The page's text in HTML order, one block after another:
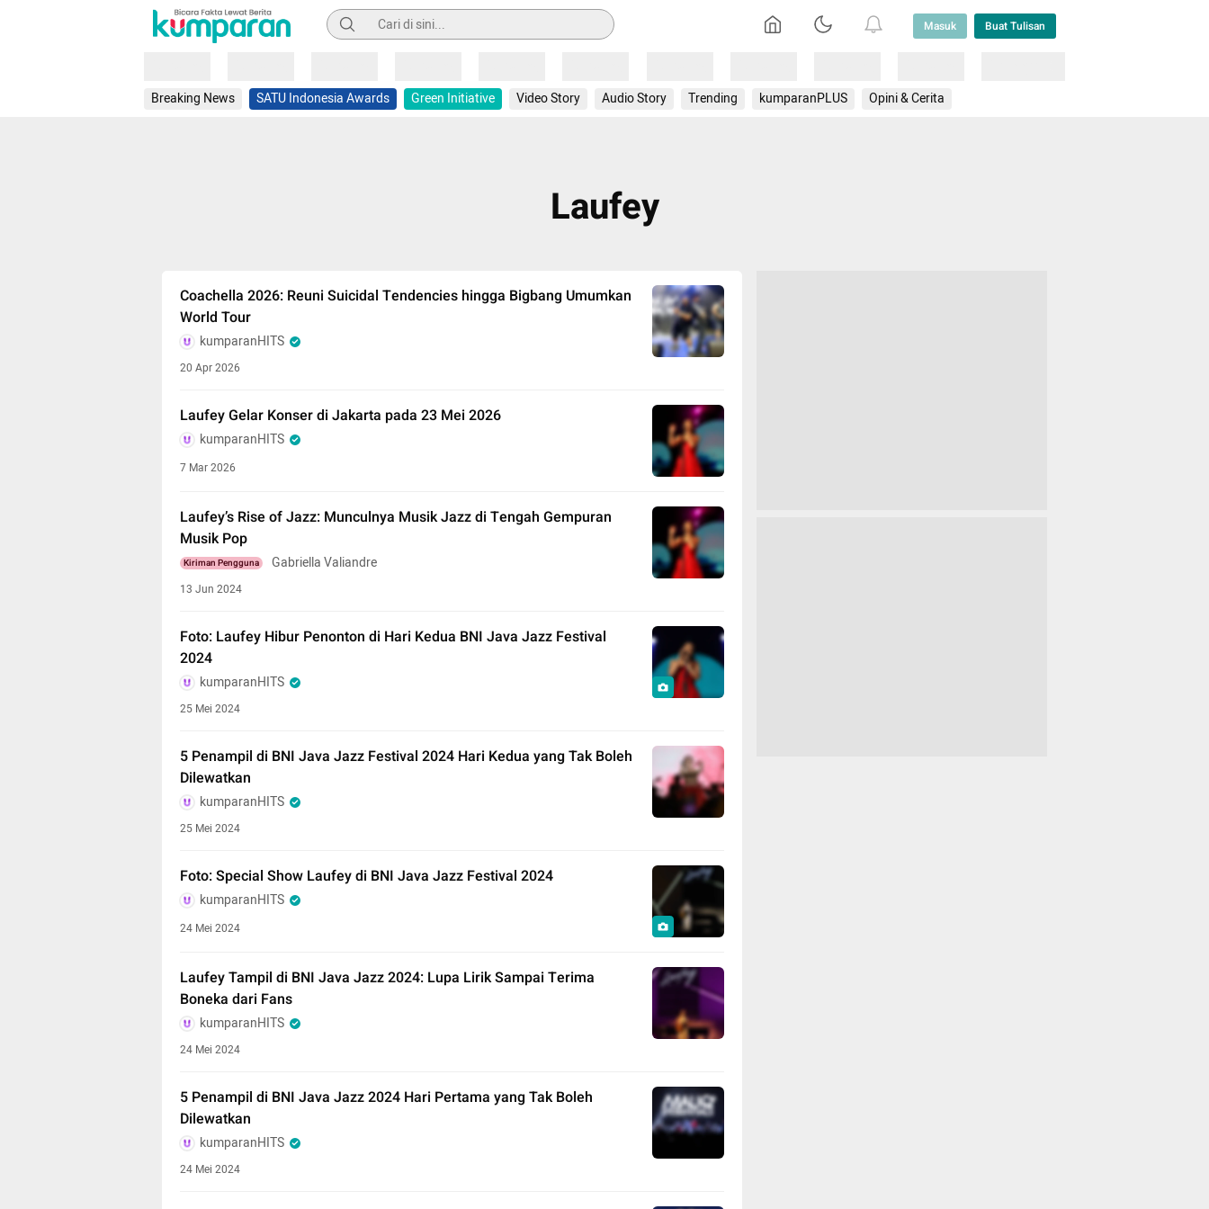
Pencarian Masuk Buat Tulisan
Breaking News SATU Indonesia Awards Green Initiative Video Story Audio Story Trending kumparanPLUS Opini & Cerita
Laufey
Coachella 2026: Reuni Suicidal Tendencies hingga Bigbang Umumkan
World Tour
kumparanHITS
20 Apr 2026
Laufey Gelar Konser di Jakarta pada 23 Mei 2026
kumparanHITS
7 Mar 2026
Laufey’s Rise of Jazz: Munculnya Musik Jazz di Tengah Gempuran
Musik Pop
Kiriman Pengguna Gabriella Valiandre
13 Jun 2024
Foto: Laufey Hibur Penonton di Hari Kedua BNI Java Jazz Festival
2024
kumparanHITS
25 Mei 2024
5 Penampil di BNI Java Jazz Festival 2024 Hari Kedua yang Tak Boleh
Dilewatkan
kumparanHITS
25 Mei 2024
Foto: Special Show Laufey di BNI Java Jazz Festival 2024
kumparanHITS
24 Mei 2024
Laufey Tampil di BNI Java Jazz 2024: Lupa Lirik Sampai Terima
Boneka dari Fans
kumparanHITS
24 Mei 2024
5 Penampil di BNI Java Jazz 2024 Hari Pertama yang Tak Boleh
Dilewatkan
kumparanHITS
24 Mei 2024